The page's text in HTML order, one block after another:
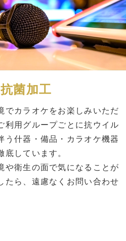
菌加工
でカラオケをお楽しみいただ
利用グループごとに抗ウイル
う什器・備品・カラオケ機器
底しています。
や衛生の面で気になることが
たら、遠慮なくお問い合わせ